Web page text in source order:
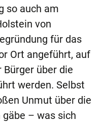
so auch am
von
für das
Ort angeführt, auf
über die
werden. Selbst
Unmut über die
– was sich